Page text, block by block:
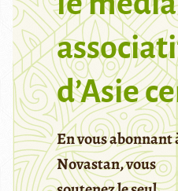
d’Asie
En vous abonnant
Novastan, vous